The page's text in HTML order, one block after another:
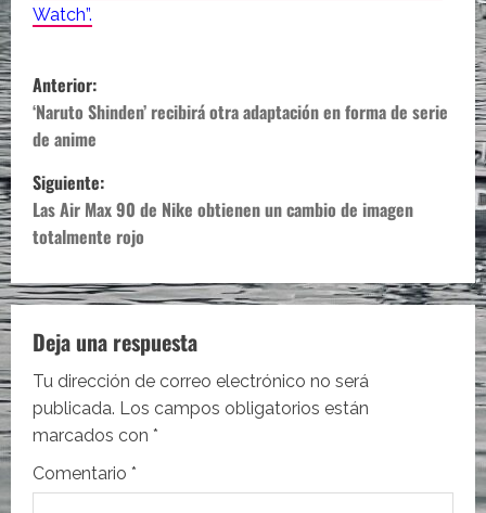
Watch”.
N
a
v
e
g
a
c
i
ó
n
Anterior:
‘Naruto Shinden’ recibirá otra adaptación en forma de serie
de anime
Siguiente:
Las Air Max 90 de Nike obtienen un cambio de imagen
totalmente rojo
Deja una respuesta
Tu dirección de correo electrónico no será
publicada. Los campos obligatorios están
marcados con *
Comentario *